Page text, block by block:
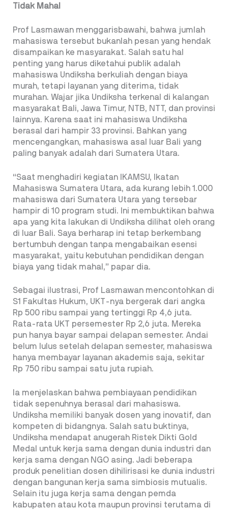
Tidak Mahal
Prof Lasmawan menggarisbawahi, bahwa jumlah
mahasiswa tersebut bukanlah pesan yang hendak
disampaikan ke masyarakat. Salah satu hal
penting yang harus diketahui publik adalah
mahasiswa Undiksha berkuliah dengan biaya
murah, tetapi layanan yang diterima, tidak
murahan. Wajar jika Undiksha terkenal di kalangan
masyarakat Bali, Jawa Timur, NTB, NTT, dan provinsi
lainnya. Karena saat ini mahasiswa Undiksha
berasal dari hampir 33 provinsi. Bahkan yang
mencengangkan, mahasiswa asal luar Bali yang
paling banyak adalah dari Sumatera Utara.
“Saat menghadiri kegiatan IKAMSU, Ikatan
Mahasiswa Sumatera Utara, ada kurang lebih 1.000
mahasiswa dari Sumatera Utara yang tersebar
hampir di 10 program studi. Ini membuktikan bahwa
apa yang kita lakukan di Undiksha dilihat oleh orang
di luar Bali. Saya berharap ini tetap berkembang
bertumbuh dengan tanpa mengabaikan esensi
masyarakat, yaitu kebutuhan pendidikan dengan
biaya yang tidak mahal,” papar dia.
Sebagai ilustrasi, Prof Lasmawan mencontohkan di
S1 Fakultas Hukum, UKT-nya bergerak dari angka
Rp 500 ribu sampai yang tertinggi Rp 4,6 juta.
Rata-rata UKT persemester Rp 2,6 juta. Mereka
pun hanya bayar sampai delapan semester. Andai
belum lulus setelah delapan semester, mahasiswa
hanya membayar layanan akademis saja, sekitar
Rp 750 ribu sampai satu juta rupiah.
Ia menjelaskan bahwa pembiayaan pendidikan
tidak sepenuhnya berasal dari mahasiswa.
Undiksha memiliki banyak dosen yang inovatif, dan
kompeten di bidangnya. Salah satu buktinya,
Undiksha mendapat anugerah Ristek Dikti Gold
Medal untuk kerja sama dengan dunia industri dan
kerja sama dengan NGO asing. Jadi beberapa
produk penelitian dosen dihilirisasi ke dunia industri
dengan bangunan kerja sama simbiosis mutualis.
Selain itu juga kerja sama dengan pemda
kabupaten atau kota maupun provinsi terutama di